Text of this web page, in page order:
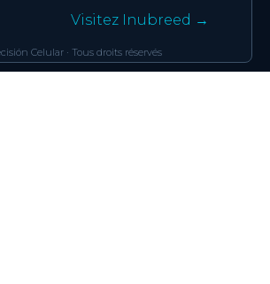
Visitez Inubreed →
Celular · Tous droits réservés